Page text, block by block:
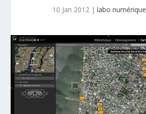
10 Jan 2012| labo numérique